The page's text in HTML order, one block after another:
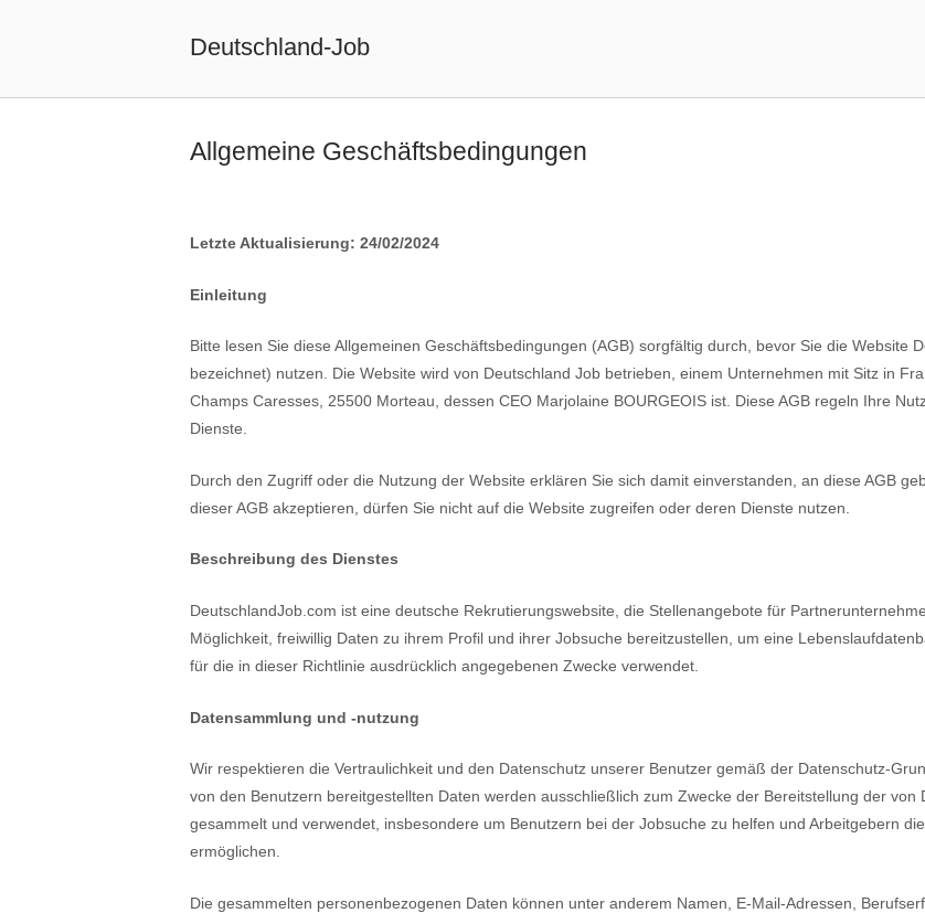
Deutschland-Job
Allgemeine Geschäftsbedingungen
Letzte Aktualisierung: 24/02/2024
Einleitung
Bitte lesen Sie diese Allgemeinen Geschäftsbedingungen (AGB) sorgfältig durch, bevor Sie die Website
bezeichnet) nutzen. Die Website wird von Deutschland Job betrieben, einem Unternehmen mit Sitz in
Champs Caresses, 25500 Morteau, dessen CEO Marjolaine BOURGEOIS ist. Diese AGB regeln Ihre
Dienste.
Durch den Zugriff oder die Nutzung der Website erklären Sie sich damit einverstanden, an diese AGB
dieser AGB akzeptieren, dürfen Sie nicht auf die Website zugreifen oder deren Dienste nutzen.
Beschreibung des Dienstes
DeutschlandJob.com ist eine deutsche Rekrutierungswebsite, die Stellenangebote für
Möglichkeit, freiwillig Daten zu ihrem Profil und ihrer Jobsuche bereitzustellen, um eine
für die in dieser Richtlinie ausdrücklich angegebenen Zwecke verwendet.
Datensammlung und -nutzung
Wir respektieren die Vertraulichkeit und den Datenschutz unserer Benutzer gemäß der Datenschutz-
von den Benutzern bereitgestellten Daten werden ausschließlich zum Zwecke der Bereitstellung der
gesammelt und verwendet, insbesondere um Benutzern bei der Jobsuche zu helfen und Arbeitgebern
ermöglichen.
Die gesammelten personenbezogenen Daten können unter anderem Namen, E-Mail-Adressen,